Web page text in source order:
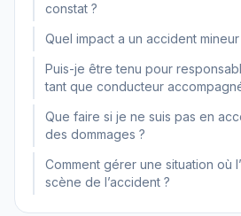
constat ?
Quel impact a un accident
Puis-je être tenu pour
tant que conducteur
Que faire si je ne suis pas en
des dommages ?
Comment gérer une situation où
scène de l’accident ?